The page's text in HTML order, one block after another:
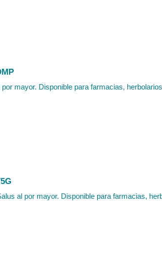
mayor. Disponible para farmacias,
al por mayor. Disponible para farmacias,